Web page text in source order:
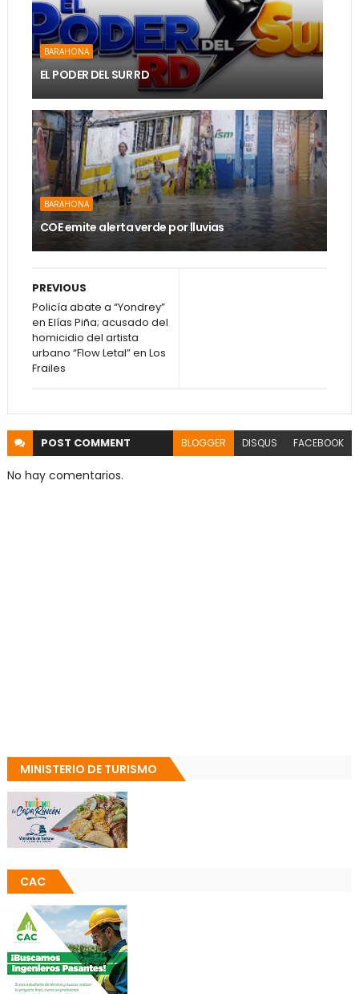
BARAHONA
EL PODER DEL SUR RD
BARAHONA
COE emite alerta verde por lluvias
PREVIOUS
Policía abate a “Yondrey”
en Elías Piña; acusado del
homicidio del artista
urbano “Flow Letal” en Los
Frailes
POST COMMENT BLOGGER DISQUS FACEBOOK
No hay comentarios.
MINISTERIO DE TURISMO
CAC